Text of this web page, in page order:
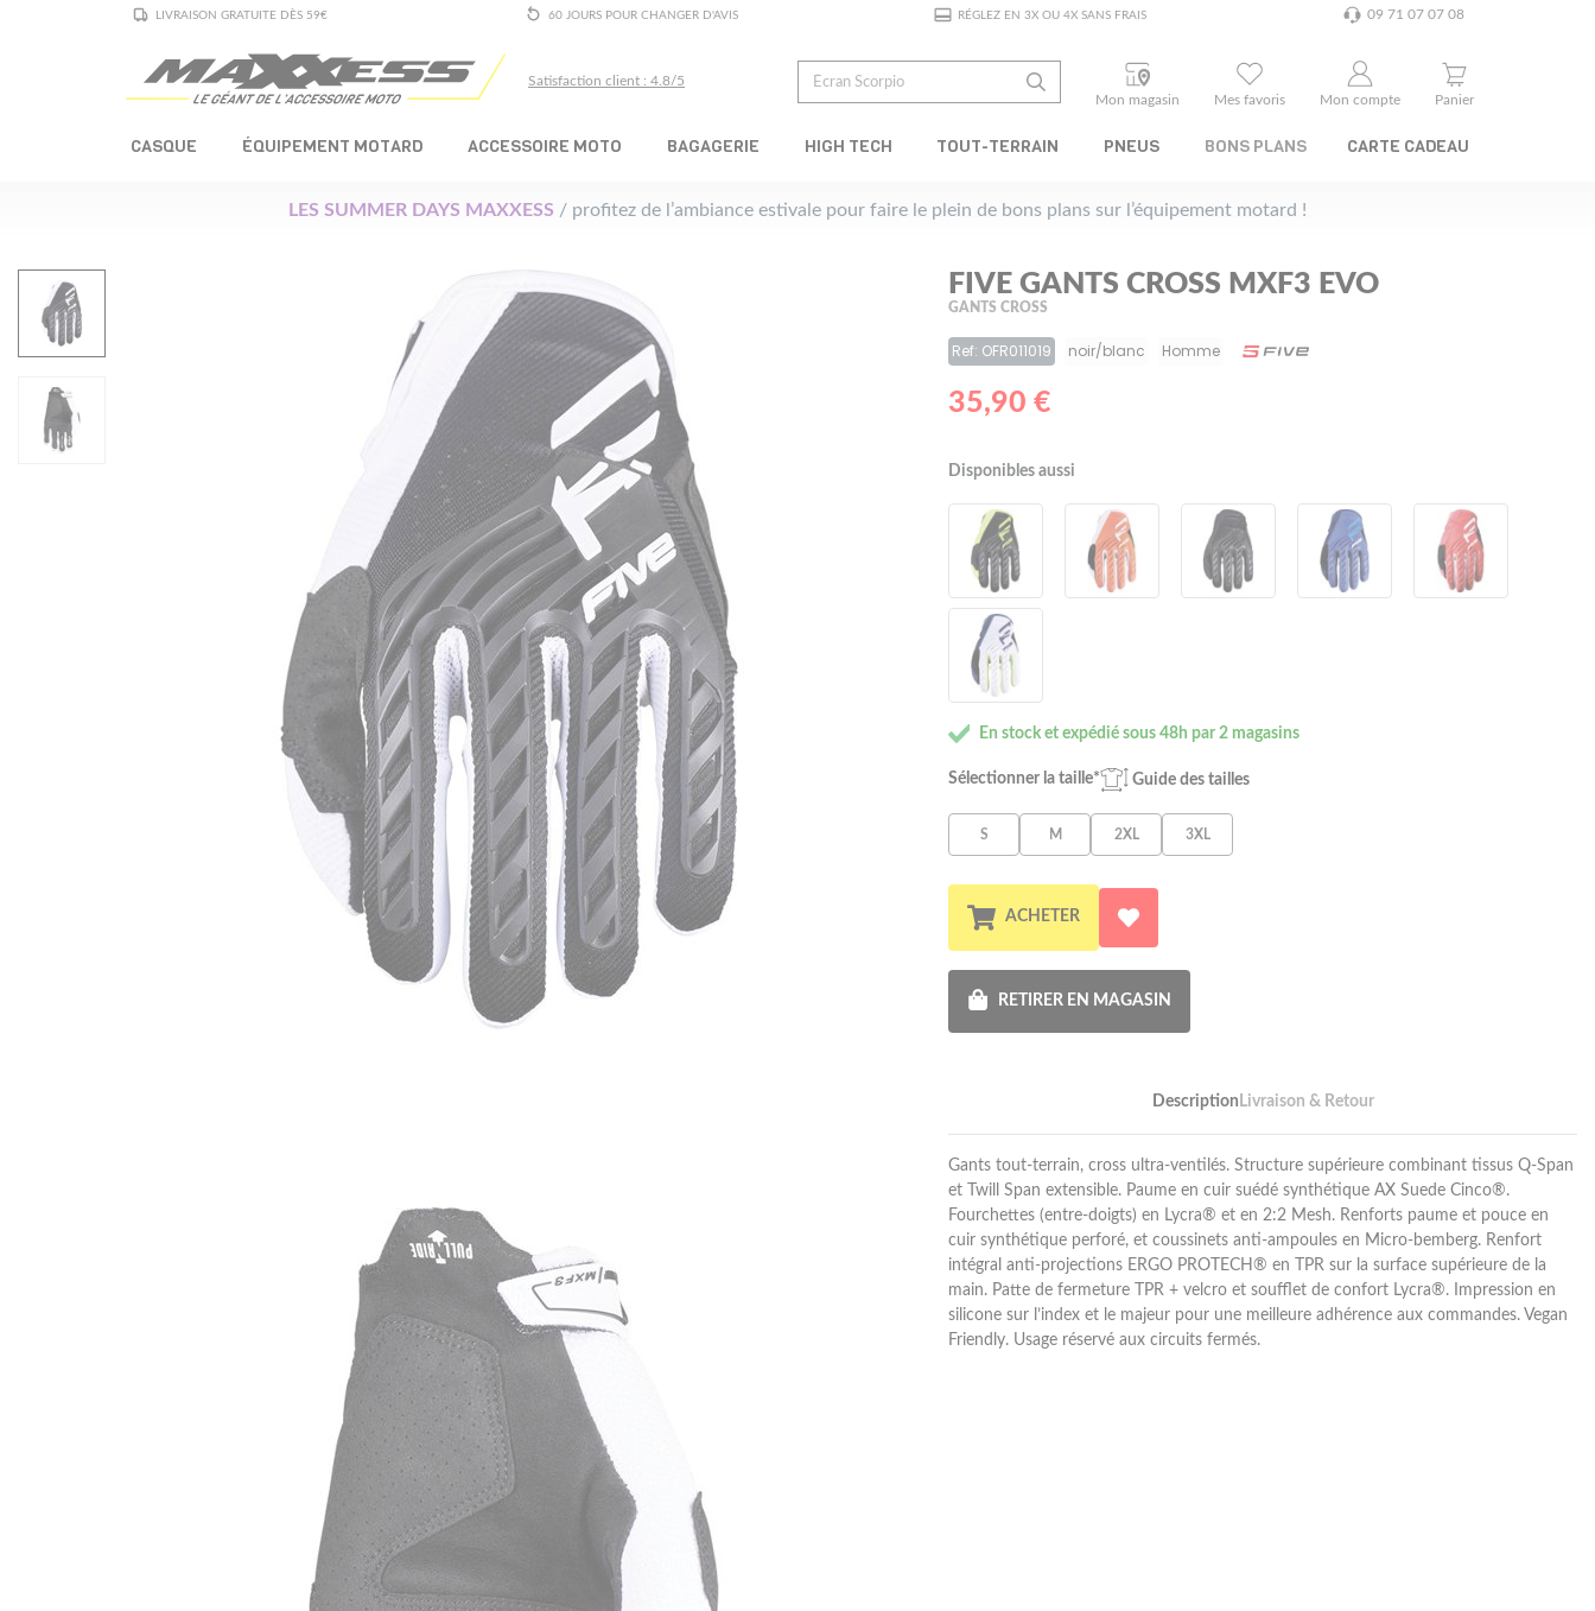
LIVRAISON GRATUITE DÈS 59€ 60 JOURS POUR CHANGER D'AVIS RÉGLEZ EN 3X OU 4X SANS FRAIS 09 71 07 07 08
Satisfaction client : 4.8/5
Mon magasin
Mes favoris Mon compte Panier
CASQUE ÉQUIPEMENT MOTARD ACCESSOIRE MOTO BAGAGERIE HIGH TECH TOUT-TERRAIN PNEUS BONS PLANS CARTE CADEAU
LES SUMMER DAYS MAXXESS / profitez de l’ambiance estivale pour faire le plein de bons plans sur l’équipement motard !
FIVE GANTS CROSS MXF3 EVO
GANTS CROSS
Ref: OFR011019 noir/blanc Homme
35,90 €
Disponibles aussi
En stock et expédié sous 48h par 2 magasins
Sélectionner la taille* Guide des tailles
S M 2XL 3XL
ACHETER
RETIRER EN MAGASIN
Description Livraison & Retour
Gants tout-terrain, cross ultra-ventilés. Structure supérieure combinant tissus Q-Span
et Twill Span extensible. Paume en cuir suédé synthétique AX Suede Cinco®.
Fourchettes (entre-doigts) en Lycra® et en 2:2 Mesh. Renforts paume et pouce en
cuir synthétique perforé, et coussinets anti-ampoules en Micro-bemberg. Renfort
intégral anti-projections ERGO PROTECH® en TPR sur la surface supérieure de la
main. Patte de fermeture TPR + velcro et soufflet de confort Lycra®. Impression en
silicone sur l’index et le majeur pour une meilleure adhérence aux commandes. Vegan
Friendly. Usage réservé aux circuits fermés.